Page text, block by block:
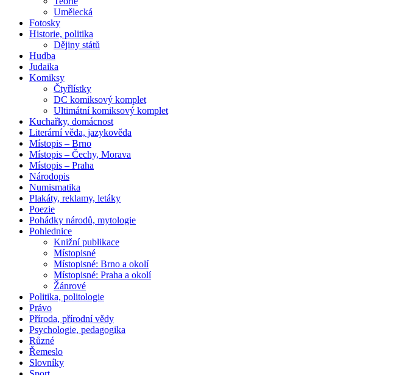
Umělecká
Fotosky
Historie, politika
Dějiny států
Hudba
Judaika
Komiksy
Čtyřlístky
DC komiksový komplet
Ultimátní komiksový komplet
Kuchařky, domácnost
Literární věda, jazykověda
Místopis – Brno
Místopis – Čechy, Morava
Místopis – Praha
Národopis
Numismatika
Plakáty, reklamy, letáky
Poezie
Pohádky národů, mytologie
Pohlednice
Knižní publikace
Místopisné
Místopisné: Brno a okolí
Místopisné: Praha a okolí
Žánrové
Politika, politologie
Právo
Příroda, přírodní vědy
Psychologie, pedagogika
Různé
Řemeslo
Slovníky